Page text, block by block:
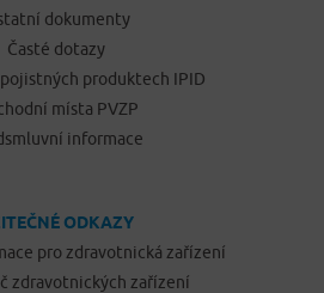
dokumenty
Časté dotazy
produktech IPID
místa PVZP
informace
ODKAZY
pro zdravotnická zařízení
zdravotnických zařízení